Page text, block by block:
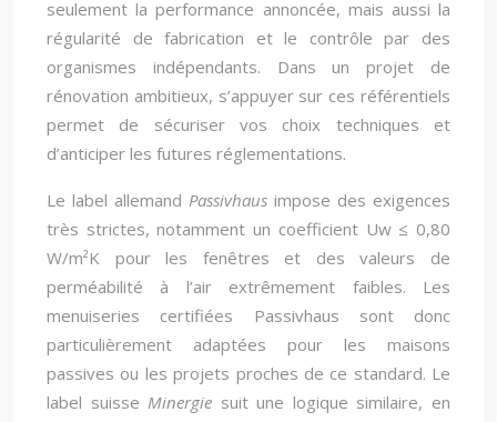
seulement la performance annoncée, mais aussi la
régularité de fabrication et le contrôle par des
organismes indépendants. Dans un projet de
rénovation ambitieux, s’appuyer sur ces référentiels
permet de sécuriser vos choix techniques et
d’anticiper les futures réglementations.
Le label allemand Passivhaus impose des exigences
très strictes, notamment un coefficient Uw ≤ 0,80
W/m²K pour les fenêtres et des valeurs de
perméabilité à l’air extrêmement faibles. Les
menuiseries certifiées Passivhaus sont donc
particulièrement adaptées pour les maisons
passives ou les projets proches de ce standard. Le
label suisseMinergie suit une logique similaire, en